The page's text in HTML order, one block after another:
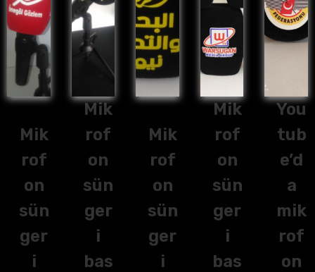
​
Mik
rof
on
sün
ger
i
Mik
rof
on
sün
ger
i
bas
​
Mik
rof
on
sün
ger
i
Mik
rof
on
sün
ger
i
bas
You
tub
e’d
a
mik
rof
on